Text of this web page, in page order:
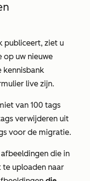
publiceert, ziet u
op uw nieuwe
kennisbank
live zijn.
van 100 tags
verwijderen uit
voor de migratie.
die in
te uploaden naar